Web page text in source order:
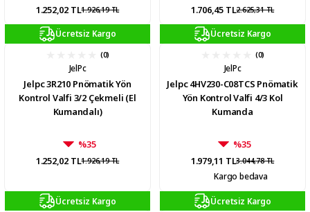
1.252,02 TL1.926,19 TL
1.706,45 TL2.625,31 TL
Ücretsiz Kargo
(0)
JelPc
Jelpc 3R210 Pnömatik Yön
Kontrol Valfi 3/2 Çekmeli (El
Kumandalı)
%35
1.252,02 TL1.926,19 TL
Ücretsiz Kargo
(0)
JelPc
Jelpc 4HV230-C08TCS Pnömatik
Yön Kontrol Valfi 4/3 Kol
Kumanda
%35
1.979,11 TL3.044,78 TL
Kargo bedava
Ücretsiz Kargo Ücretsiz Kargo